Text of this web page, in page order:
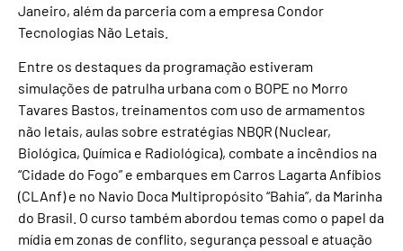
Janeiro, além da parceria com a empresa Condor
Tecnologias Não Letais.
Entre os destaques da programação estiveram
simulações de patrulha urbana com o BOPE no Morro
Tavares Bastos, treinamentos com uso de armamentos
não letais, aulas sobre estratégias NBQR (Nuclear,
Biológica, Química e Radiológica), combate a incêndios na
“Cidade do Fogo” e embarques em Carros Lagarta Anfíbios
(CLAnf) e no Navio Doca Multipropósito “Bahia”, da Marinha
do Brasil. O curso também abordou temas como o papel da
mídia em zonas de conflito, segurança pessoal e atuação